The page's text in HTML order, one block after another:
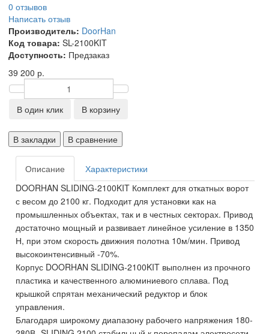
0 отзывов
Написать отзыв
Производитель: DoorHan
Код товара: SL-2100KIT
Доступность: Предзаказ
39 200 р.
В один клик В корзину
В закладки В сравнение
Описание
Характеристики
DOORHAN SLIDING-2100KIT Комплект для откатных ворот
с весом до 2100 кг. Подходит для установки как на
промышленных объектах, так и в честных секторах. Привод
достаточно мощный и развивает линейное усиление в 1350
Н, при этом скорость движния полотна 10м/мин. Привод
высокоинтенсивный -70%.
Корпус DOORHAN SLIDING-2100KIT выполнен из прочного
пластика и качественного алюминиевого сплава. Под
крышкой спрятан механический редуктор и блок
управления.
Благодаря широкому диапазону рабочего напряжения 180-